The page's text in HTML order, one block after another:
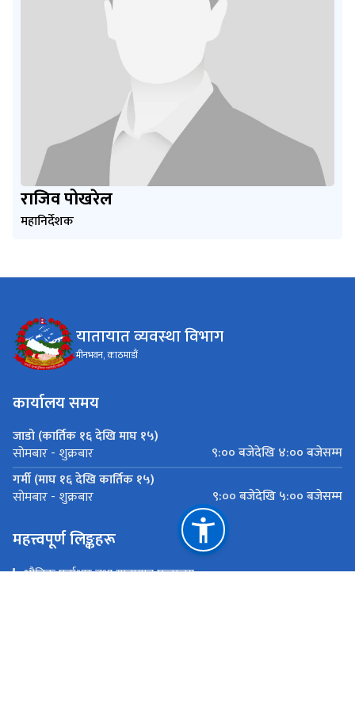
राजिव पोखरेल
महानिर्देशक
यातायात व्यवस्था विभाग
मीनभवन, काठमाडौं
कार्यालय समय
जाडो (कार्तिक १६ देखि माघ १५)
सोमबार - शुक्रबार
९:०० बजेदेखि ४:०० बजेसम्म
गर्मी (माघ १६ देखि कार्तिक १५)
सोमबार - शुक्रबार ९:०० बजेदेखि ५:०० बजेसम्म
महत्त्वपूर्ण लिङ्कहरू
भौतिक पूर्वाधार तथा यातायात मन्त्रालय